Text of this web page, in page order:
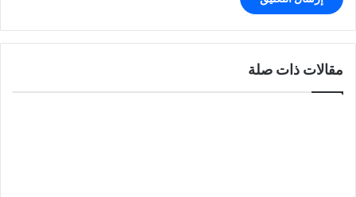
مقالات ذات صلة